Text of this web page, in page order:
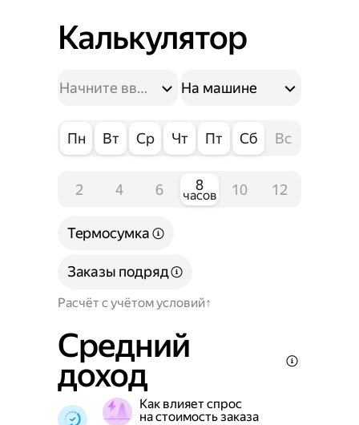
Калькулятор
На машине
Пн Вт Ср Чт Пт Сб Вс
2 4 6 8
часов 10 12
Расчёт с учётом условий
Термосумка
Заказы подряд
Средний
доход
Как влияет спрос
на стоимость заказа